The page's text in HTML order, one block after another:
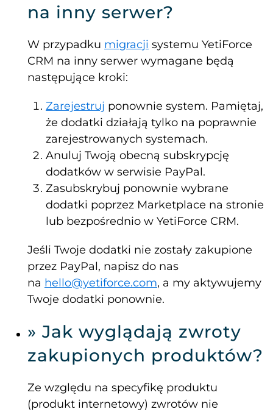
na inny serwer?
W przypadku migracji systemu YetiForce
CRM na inny serwer wymagane będą
następujące kroki:
Zarejestruj ponownie system. Pamiętaj,
że dodatki działają tylko na poprawnie
zarejestrowanych systemach.
Anuluj Twoją obecną subskrypcję
dodatków w serwisie PayPal.
Zasubskrybuj ponownie wybrane
dodatki poprzez Marketplace na stronie
lub bezpośrednio w YetiForce CRM.
Jeśli Twoje dodatki nie zostały zakupione
przez PayPal, napisz do nas
na hello@yetiforce.com, a my aktywujemy
Twoje dodatki ponownie.
» Jak wyglądają zwroty
zakupionych produktów?
Ze względu na specyfikę produktu
(produkt internetowy) zwrotów nie